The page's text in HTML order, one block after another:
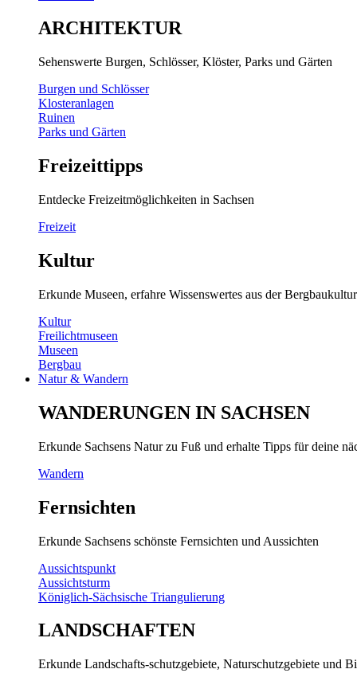
ARCHITEKTUR
Sehenswerte Burgen, Schlösser, Klöster, Parks und Gärten
Burgen und Schlösser
Klosteranlagen
Ruinen
Parks und Gärten
Freizeittipps
Entdecke Freizeitmöglichkeiten in Sachsen
Freizeit
Kultur
Erkunde Museen, erfahre Wissenswertes aus der
Kultur
Freilichtmuseen
Museen
Bergbau
Natur & Wandern
WANDERUNGEN IN SACHSEN
Erkunde Sachsens Natur zu Fuß und erhalte Tipps für deine
Wandern
Fernsichten
Erkunde Sachsens schönste Fernsichten und Aussichten
Aussichtspunkt
Aussichtsturm
Königlich-Sächsische Triangulierung
LANDSCHAFTEN
Erkunde Landschafts-schutzgebiete, Naturschutzgebiete und